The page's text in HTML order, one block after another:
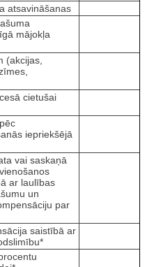
atsavināšanas
mājokļa
(akcijas,
cietušai
iepriekšējā
vai saskaņā
ar laulības
un
par
saistībā ar